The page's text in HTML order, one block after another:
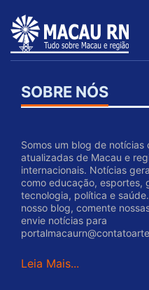
SOBRE NÓS
Somos um blog de notícias
atualizadas de Macau e
internacionais. Notícias
como educação, esportes,
tecnologia, política e
nosso blog, comente
envie notícias para
Leia Mais...